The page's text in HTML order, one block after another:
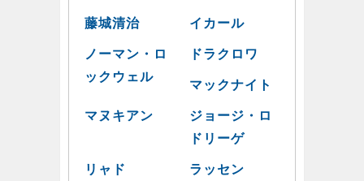
藤城清治 イカール
ノーマン・ロ
ックウェル
ドラクロワ
マックナイト
マヌキアン
ジョージ・ロ
ドリーゲ
リャド ラッセン